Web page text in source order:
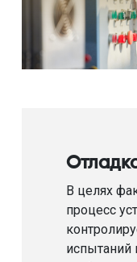
В целях
процесс
испытаний